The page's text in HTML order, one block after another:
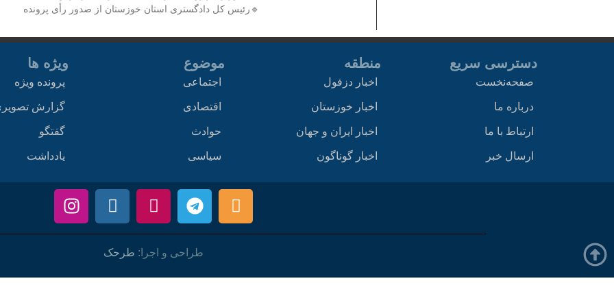
🔹رئیس کل دادگستری استان خوزستان از صدور رأی پرونده
دسترسی سریع
صفحه‌نخست
درباره ما
ارتباط با ما
ارسال خبر
منطقه
اخبار دزفول
اخبار خوزستان
اخبار ایران و جهان
اخبار گوناگون
موضوع
اجتماعی
اقتصادی
حوادث
سیاسی
ویژه ها
پرونده ویژه
گزارش
گفتگو
یادداشت
طراحی و اجرا: طرحک